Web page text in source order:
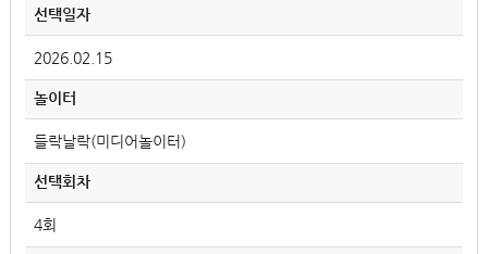
선택일자
2026.02.15
놀이터
들락날락(미디어놀이터)
선택회차
4회